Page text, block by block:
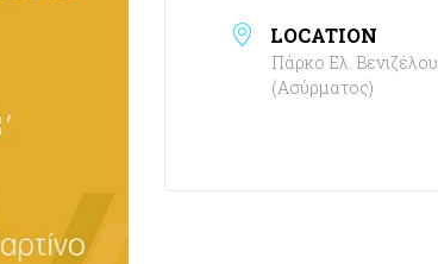
LOCATION
Πάρκο Ελ. Βενιζέλου
(Ασύρματος)